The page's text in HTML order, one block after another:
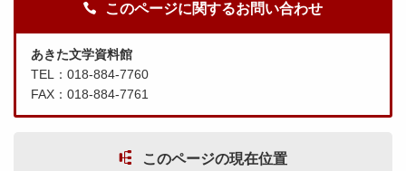
このページに関するお問い合わせ
あきた文学資料館
TEL：018-884-7760
FAX：018-884-7761
このページの現在位置